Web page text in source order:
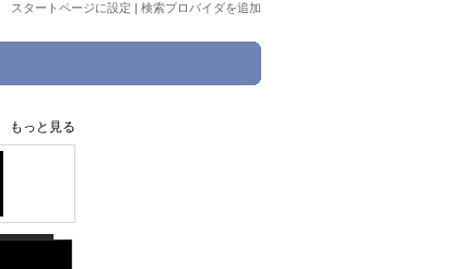
スタートページに設定 | 検索プロバイダを追加
もっと見る